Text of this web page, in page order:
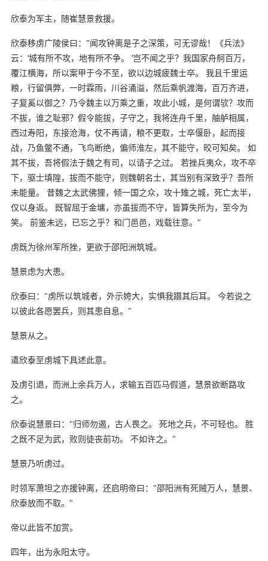
欣泰为军主，随崔慧景救援。
欣泰移虏广陵侯曰："闻攻钟离是子之深策，可无谬哉！《兵法》
云：‘城有所不攻，地有所不争。 ’岂不闻之乎？我国家舟舸百万，
覆江横海，所以案甲于今不至，欲以边城疲魏士卒。 我且千里运
粮，行留俱弊，一时霖雨，川谷涌溢，然后乘帆渡海，百万齐进，
子复奚以御之？乃令魏主以万乘之重，攻此小城，是何谓欤？攻而
不拔，谁之耻邪？假令能拔，子守之，我将连舟千里，舳舻相属，
西过寿阳，东接沧海，仗不再请，粮不更取，士卒偃卧，起而接
战，乃鱼鳖不通，飞鸟断绝，偏师淮左，其不能守，晈可知矣。 如
其不拔，吾将假法于魏之有司，以请子之过。 若挫兵夷众，攻不卒
下，驱士填隍，拔而不能守，则魏朝名士，其当别有深致乎？吾所
未能量。 昔魏之太武佛狸，倾一国之众，攻十雉之城，死亡太半，
仅以身返。 既智屈于金墉，亦虽拔而不守，皆算失所为，至今为
笑。 前鉴未远，已忘之乎？和门邑邑，戏载往意。"
虏既为徐州军所挫，更欲于邵阳洲筑城。
慧景虑为大患。
欣泰曰："虏所以筑城者，外示姱大，实惧我蹑其后耳。 今若说之
以彼此各愿罢兵，则其患自息。"
慧景从之。
遣欣泰至虏城下具述此意。
及虏引退，而洲上余兵万人，求输五百匹马假道，慧景欲断路攻
之。
欣泰说慧景曰："归师勿遏，古人畏之。 死地之兵，不可轻也。 胜
之既不足为武，败则徒丧前功。 不如许之。"
慧景乃听虏过。
时领军萧坦之亦援钟离，还启明帝曰："邵阳洲有死贼万人，慧景、
欣泰放而不取。"
帝以此皆不加赏。
四年，出为永阳太守。